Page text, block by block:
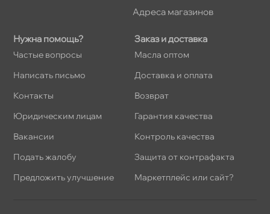
Нужна помощь?
Частые вопросы
Написать письмо
Контакты
Юридическим лицам
акансии
Подать жалобу
Предложить улучшение
Заказ и доставка
Масла оптом
Доставка и оплата
озврат
Гарантия качества
Контроль качества
Защита от контрафакта
Маркетплейс или сайт?
Адреса магазино